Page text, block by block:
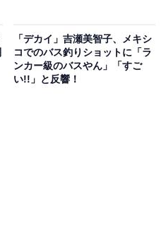
「デカイ」吉瀬美智子、メキシ
コでのバス釣りショットに「ラ
ンカー級のバスやん」「すご
い!!」と反響！